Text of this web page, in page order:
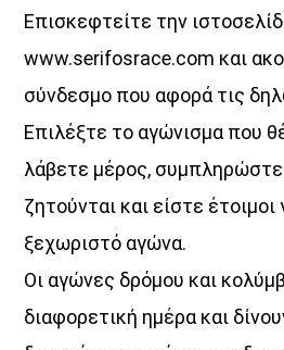
Επισκεφτείτε την
www.serifosrace.com και
σύνδεσμο που αφορά τις
Επιλέξτε το αγώνισμα που
λάβετε μέρος, συμπληρώστε
ζητούνται και είστε έτοιμοι
ξεχωριστό αγώνα.
Οι αγώνες δρόμου και
διαφορετική ημέρα και